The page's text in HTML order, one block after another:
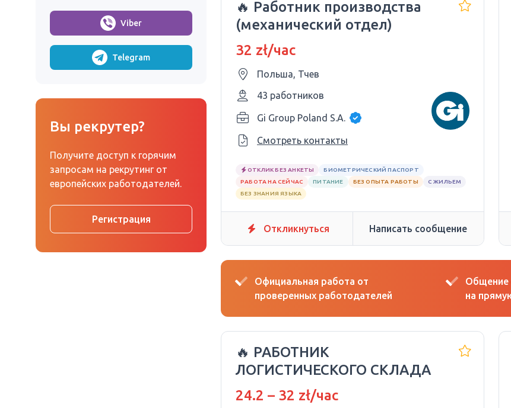
Viber
Telegram
Вы рекрутер?
Получите доступ к горячим
запросам на рекрутинг от
европейских работодателей.
Регистрация
🔥 Работник производства
(механический отдел)
32 zł/час
Польша, Тчев
43 работников
Gi Group Poland S.A.
Смотреть контакты
ОТКЛИК БЕЗ АНКЕТЫ
БИОМЕТРИЧЕСКИЙ ПАСПОРТ
РАБОТА НА СЕЙЧАС
ПИТАНИЕ БЕЗ ОПЫТА РАБОТЫ
С ЖИЛЬЕМ
БЕЗ ЗНАНИЯ ЯЗЫКА
Откликнуться Написать сообщение
Официальная работа от
проверенных работодателей
Общение
на
🔥 РАБОТНИК
ЛОГИСТИЧЕСКОГО СКЛАДА
24.2 – 32 zł/час